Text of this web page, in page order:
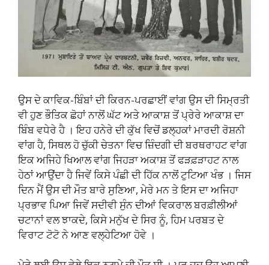
ਉਸ ਦੇ ਕਾਵਿਕ-ਬਿੰਬਾਂ ਦੀ ਕਿਰਨ-ਪਰਛਾਈਂ ਵਾਂਗ ਉਸ ਦੀ ਸਿਮ੍ਰਤੀ
ਵੀ ਹੁਣ ਭੌਤਿਕ ਛੋਹਾਂ ਨਾਲੋਂ ਘੱਟ ਅਤੇ ਆਕਾਸ਼ ਤੋਂ ਪ੍ਰੇਰੇ ਆਕਾਸ਼ ਦਾ
ਬਿੰਬ ਵਧੇਰੇ ਹੈ । ਇਹ ਹਨੇਰੇ ਦੀ ਕੁੱਖ ਵਿਚੋਂ ਡਲ੍ਹਕਾਂ ਮਾਰਦੀ ਰੋਸ਼ਨੀ
ਵਾਂਗ ਹੈ, ਸਿਥਲ ਹੋ ਚੁੱਕੀ ਚੇਤਨਾ ਵਿਚ ਜ਼ਿੰਦਗੀ ਦੀ ਬਰਥਰਾਹਟ ਵਾਂਗ
ਇਕ ਅਜਿਹੇ ਖਿਆਲ ਵਾਂਗ ਜਿਹੜਾ ਅਕਾਸ਼ ਤੋਂ ਫੜਫ਼ੜਾਹਟ ਨਾਲ
ਹੇਠਾਂ ਆਉਂਦਾ ਹੈ ਜਿਵੇਂ ਕਿਸੇ ਪੰਛੀ ਦੀ ਹਿੱਕ ਨਾਲੋਂ ਟੁਟਿਆ ਖੰਭ । ਜਿਸ
ਦਿਨ ਮੈਂ ਉਸ ਦੀ ਮੌਤ ਬਾਰੇ ਸੁਣਿਆ, ਮੇਰੇ ਮਨ ਤੇ ਇਸ ਦਾ ਅਜਿਹਾ
ਪ੍ਰਭਾਵ ਪਿਆ ਜਿਵੇਂ ਸਦੀਵੀ ਸੁੰਨ ਦੀਆਂ ਵਿਕਰਾਲ ਬਰਫ਼ੀਲੀਆਂ
ਚਟਾਨਾਂ ਵਲ ਝਾਕਦੇ, ਕਿਸੇ ਮਨੁੱਖ ਦੇ ਸਿਰ ਨੂੰ, ਹਿਮ ਪਰਬਤ ਦੇ
ਵਿਰਾਟ ਟੋਟੋ ਨੇ ਆਣ ਵਲ੍ਹੇਟਿਆ ਹੋਵੇ ।